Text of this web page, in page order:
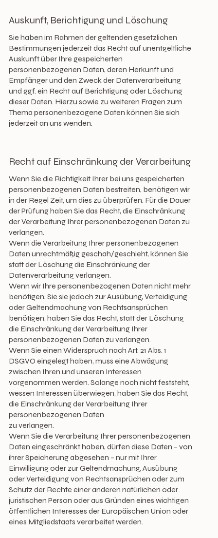
Auskunft, Berichtigung und Löschung
Sie haben im Rahmen der geltenden gesetzlichen
Bestimmungen jederzeit das Recht auf unentgeltliche
Auskunft über Ihre gespeicherten
personenbezogenen Daten, deren Herkunft und
Empfänger und den Zweck der Datenverarbeitung
und ggf. ein Recht auf Berichtigung oder Löschung
dieser Daten. Hierzu sowie zu weiteren Fragen zum
Thema personenbezogene Daten können Sie sich
jederzeit an uns wenden.
Recht auf Einschränkung der Verarbeitung
Wenn Sie die Richtigkeit Ihrer bei uns gespeicherten
personenbezogenen Daten bestreiten, benötigen wir
in der Regel Zeit, um dies zu überprüfen. Für die Dauer
der Prüfung haben Sie das Recht, die Einschränkung
der Verarbeitung Ihrer personenbezogenen Daten zu
verlangen.
Wenn die Verarbeitung Ihrer personenbezogenen
Daten unrechtmäßig geschah/geschieht, können Sie
statt der Löschung die Einschränkung der
Datenverarbeitung verlangen.
Wenn wir Ihre personenbezogenen Daten nicht mehr
benötigen, Sie sie jedoch zur Ausübung, Verteidigung
oder Geltendmachung von Rechtsansprüchen
benötigen, haben Sie das Recht, statt der Löschung
die Einschränkung der Verarbeitung Ihrer
personenbezogenen Daten zu verlangen.
Wenn Sie einen Widerspruch nach Art. 21 Abs. 1
DSGVO eingelegt haben, muss eine Abwägung
zwischen Ihren und unseren Interessen
vorgenommen werden. Solange noch nicht feststeht,
wessen Interessen überwiegen, haben Sie das Recht,
die Einschränkung der Verarbeitung Ihrer
personenbezogenen Daten
zu verlangen.
Wenn Sie die Verarbeitung Ihrer personenbezogenen
Daten eingeschränkt haben, dürfen diese Daten – von
ihrer Speicherung abgesehen – nur mit Ihrer
Einwilligung oder zur Geltendmachung, Ausübung
oder Verteidigung von Rechtsansprüchen oder zum
Schutz der Rechte einer anderen natürlichen oder
juristischen Person oder aus Gründen eines wichtigen
öffentlichen Interesses der Europäischen Union oder
eines Mitgliedstaats verarbeitet werden.